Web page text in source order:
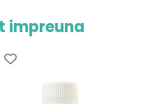
impreuna